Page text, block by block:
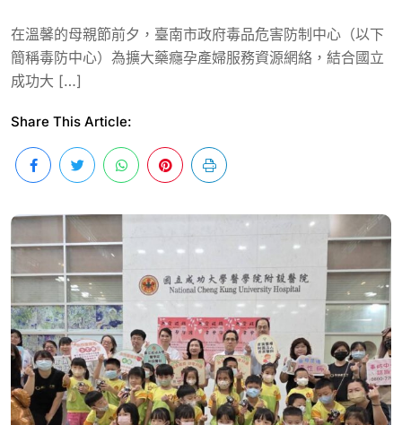
在溫馨的母親節前夕，臺南市政府毒品危害防制中心（以下
簡稱毒防中心）為擴大藥癮孕產婦服務資源網絡，結合國立
成功大 […]
Share This Article: